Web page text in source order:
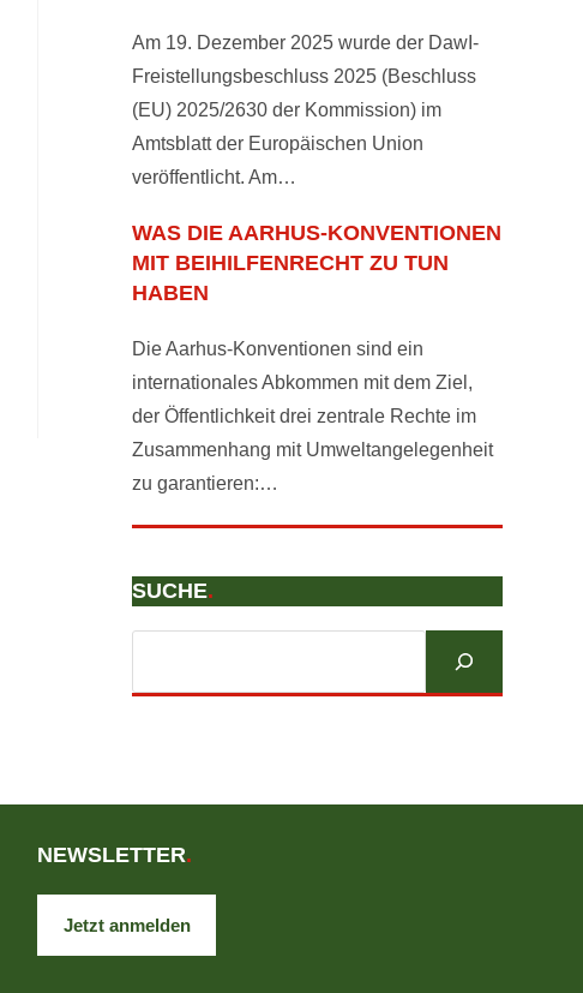
Am 19. Dezember 2025 wurde der DawI-
Freistellungsbeschluss 2025 (Beschluss
(EU) 2025/2630 der Kommission) im
Amtsblatt der Europäischen Union
veröffentlicht. Am…
WAS DIE AARHUS-KONVENTIONEN
MIT BEIHILFENRECHT ZU TUN
HABEN
Die Aarhus-Konventionen sind ein
internationales Abkommen mit dem Ziel,
der Öffentlichkeit drei zentrale Rechte im
Zusammenhang mit Umweltangelegenheit
zu garantieren:…
SUCHE.
NEWSLETTER.
Jetzt anmelden